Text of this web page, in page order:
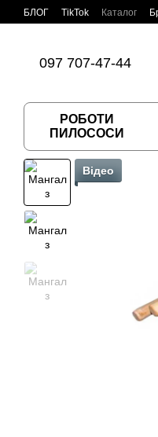
Перейти до основного
БЛОГ TikTok Каталог
097 707-47-44
РОБОТИ
ПИЛОСОСИ
Відео